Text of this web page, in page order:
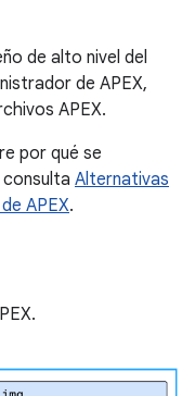
de alto nivel del
de APEX,
APEX.
por qué se
Alternativas
APEX.